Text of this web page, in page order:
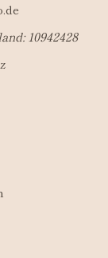
10942428